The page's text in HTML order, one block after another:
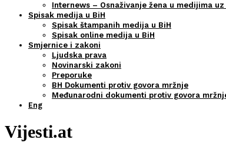
Internews – Osnaživanje žena u medijima
Spisak medija u BiH
Spisak štampanih medija u BiH
Spisak online medija u BiH
Smjernice i zakoni
Ljudska prava
Novinarski zakoni
Preporuke
BH Dokumenti protiv govora mržnje
Međunarodni dokumenti protiv govora
Eng
Vijesti.at